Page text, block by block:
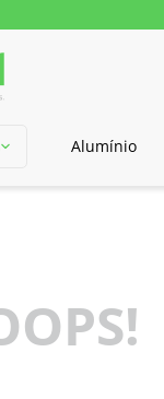
Alumínio1
2º